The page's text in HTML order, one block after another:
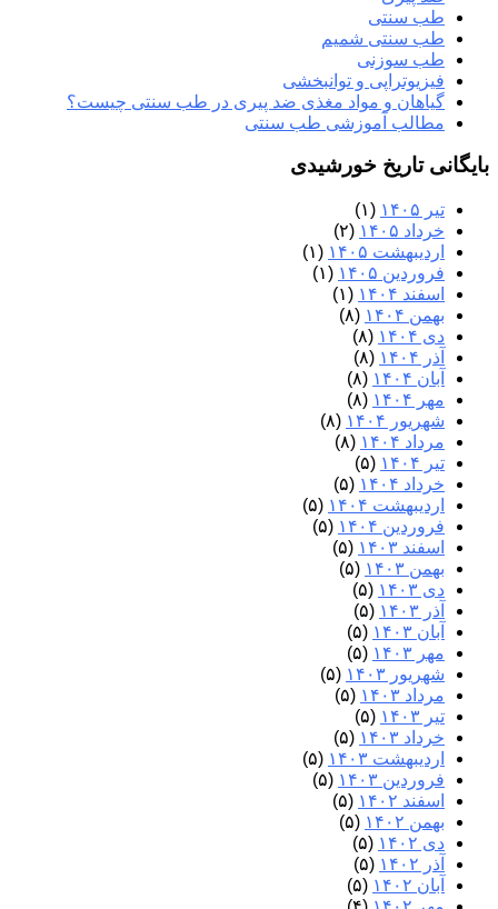
طب سنتی
طب سنتی شمیم
طب سوزنی
فیزیوتراپی و توانبخشی
گیاهان و مواد مغذی ضد پیری در طب سنتی چیست؟
مطالب آموزشی طب سنتی
بایگانی تاریخ خورشیدی
تیر ۱۴۰۵
(۱)
خرداد ۱۴۰۵
(۲)
اردیبهشت ۱۴۰۵
(۱)
فروردین ۱۴۰۵
(۱)
اسفند ۱۴۰۴
(۱)
بهمن ۱۴۰۴
(۸)
دی ۱۴۰۴
(۸)
آذر ۱۴۰۴
(۸)
آبان ۱۴۰۴
(۸)
مهر ۱۴۰۴
(۸)
شهریور ۱۴۰۴
(۸)
مرداد ۱۴۰۴
(۸)
تیر ۱۴۰۴
(۵)
خرداد ۱۴۰۴
(۵)
اردیبهشت ۱۴۰۴
(۵)
فروردین ۱۴۰۴
(۵)
اسفند ۱۴۰۳
(۵)
بهمن ۱۴۰۳
(۵)
دی ۱۴۰۳
(۵)
آذر ۱۴۰۳
(۵)
آبان ۱۴۰۳
(۵)
مهر ۱۴۰۳
(۵)
شهریور ۱۴۰۳
(۵)
مرداد ۱۴۰۳
(۵)
تیر ۱۴۰۳
(۵)
خرداد ۱۴۰۳
(۵)
اردیبهشت ۱۴۰۳
(۵)
فروردین ۱۴۰۳
(۵)
اسفند ۱۴۰۲
(۵)
بهمن ۱۴۰۲
(۵)
دی ۱۴۰۲
(۵)
آذر ۱۴۰۲
(۵)
آبان ۱۴۰۲
(۵)